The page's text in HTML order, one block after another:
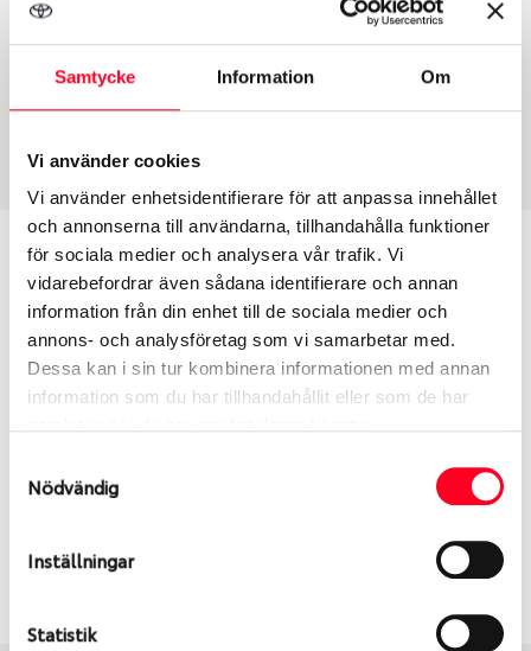
Samtycke Information Om
Vi använder cookies
Vi använder enhetsidentifierare för att anpassa innehållet
och annonserna till användarna, tillhandahålla funktioner
för sociala medier och analysera vår trafik. Vi
vidarebefordrar även sådana identifierare och annan
information från din enhet till de sociala medier och
annons- och analysföretag som vi samarbetar med.
Dessa kan i sin tur kombinera informationen med annan
information som du har tillhandahållit eller som de har
Nödvändig
Inställningar
Statistik
Däcktyp
Sommar
Däckstorlek
70479
Passar detta däck min bil?
Ange registreringsnummer för att se om det däck
du valt passar din bilmodell. Om du köper däck som
skall sättas på dina befintliga fälgar, se till att kolla
en extra gång så att däck och fälg har samma
bilen hade ut från fabrik.
S Sök